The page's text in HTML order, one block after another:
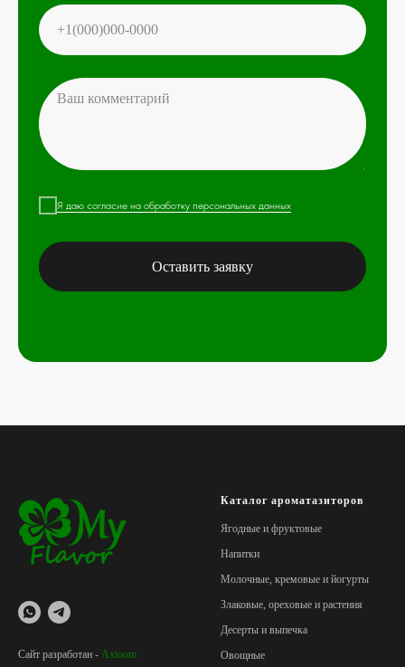
Я даю согласие на обработку персональных данных
Оставить заявку
Сайт разработан - Axioom
Каталог ароматазиторов
Ягодные и фруктовые
Напитки
Молочные, кремовые и йогурты
Злаковые, ореховые и растения
Десерты и выпечка
Овощные